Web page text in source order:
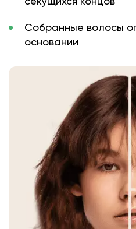
Собранные волосы
основании